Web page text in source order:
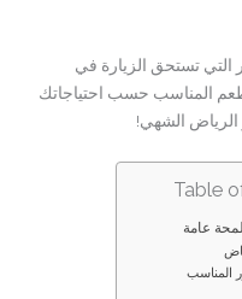
تستحق الزيارة في
المناسب حسب احتياجاتك
الرياض الشهي!
Table
عامة
المناسب